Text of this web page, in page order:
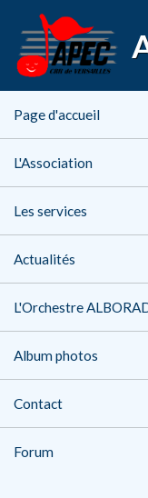
Page d'accueil
L'Association
Les services
Actualités
L'Orchestre
Album photos
Contact
Forum